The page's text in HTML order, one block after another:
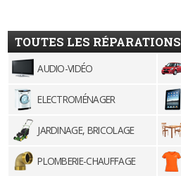
TOUTES LES RÉPARATIONS
AUDIO-VIDÉO
ELECTROMÉNAGER
JARDINAGE, BRICOLAGE
PLOMBERIE-CHAUFFAGE